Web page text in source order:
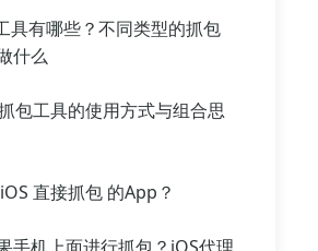
具有哪些？不同类型的抓包
什么
包工具的使用方式与组合思
直接抓包 的App？